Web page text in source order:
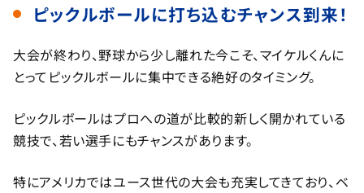
ピックルボールに打ち込むチャンス到来！
大会が終わり、野球から少し離れた今こそ、マイケルくんに
とってピックルボールに集中できる絶好のタイミング。
ピックルボールはプロへの道が比較的新しく開かれている
競技で、若い選手にもチャンスがあります。
特にアメリカではユース世代の大会も充実してきており、ベ